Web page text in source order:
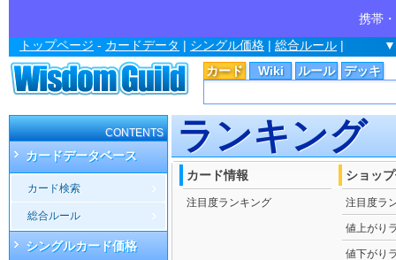
携帯
カード Wiki ルール デッキ
トップページ - カードデータ | シングル価格 | 総合ルール |
CONTENTS
カードデータベース
カード検索
総合ルール
シングルカード価格
ランキング
カード情報
注目度ランキング
ショッ
注目度ラ
値上がり
値下がり